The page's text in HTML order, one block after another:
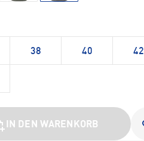
38 40 42
IN DEN WARENKORB